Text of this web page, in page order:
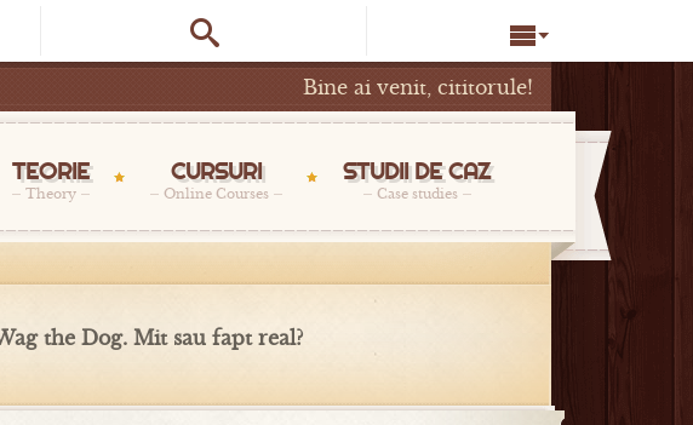
Bine ai venit, cititorule!
TEORIE
Theory
CURSURI
Online Courses
STUDII DE CAZ
Case studies
the Dog. Mit sau fapt real?
 